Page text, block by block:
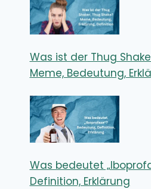
Was ist der Thug
Meme, Bedeutung,
Was bedeutet
Definition, Erklärung